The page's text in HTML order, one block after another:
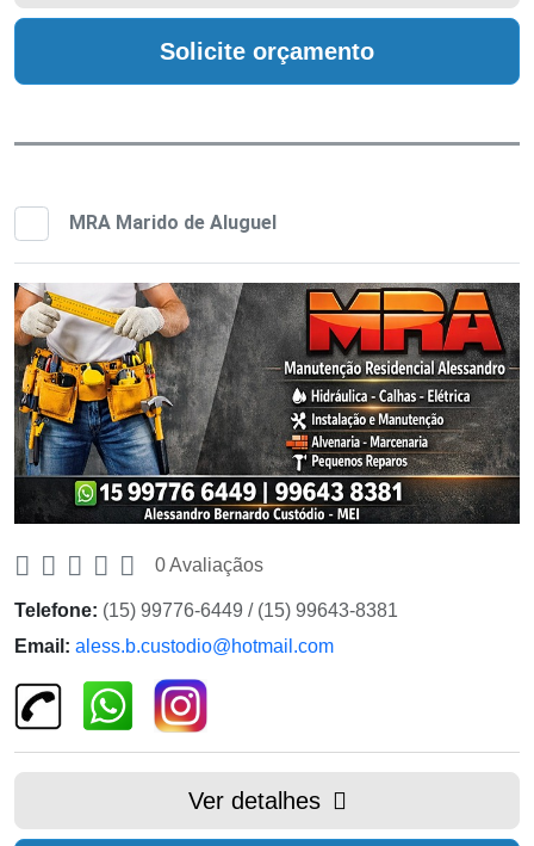
Solicite orçamento
MRA Marido de Aluguel
0 Avaliaçãos
Telefone: (15) 99776-6449 / (15) 99643-8381
Email: aless.b.custodio@hotmail.com
Ver detalhes